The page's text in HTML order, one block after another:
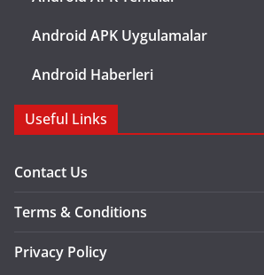
Android APK Uygulamalar
Android Haberleri
Useful Links
Contact Us
Terms & Conditions
Privacy Policy